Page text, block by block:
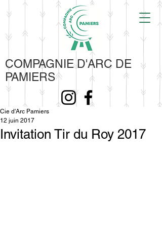
COMPAGNIE D'ARC DE
PAMIERS
Invitation Tir du Roy 2017
Cie d'Arc Pamiers
12 juin 2017